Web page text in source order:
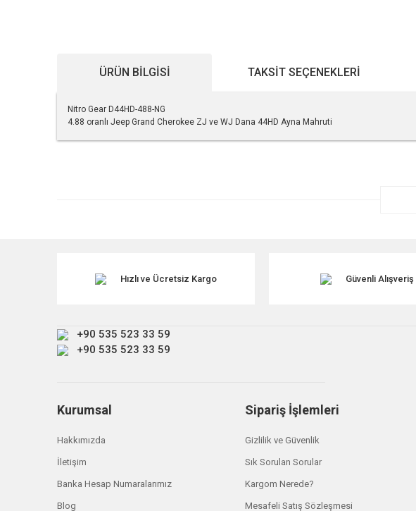
ÜRÜN BILGISI TAKSIT SEÇENEKLERI
Nitro Gear D44HD-488-NG
4.88 oranlı Jeep Grand Cherokee ZJ ve WJ Dana 44HD Ayna Mahruti
Bu ürüne benzer farklı alternatifler olmalı.
Hızlı ve Ücretsiz Kargo Güvenli Alışveriş
+90 535 523 33 59
+90 535 523 33 59
Kurumsal
Hakkımızda
İletişim
Banka Hesap Numaralarımız
Blog
Sipariş İşlemleri
Gizlilik ve Güvenlik
Sık Sorulan Sorular
Kargom Nerede?
Mesafeli Satış Sözleşmesi